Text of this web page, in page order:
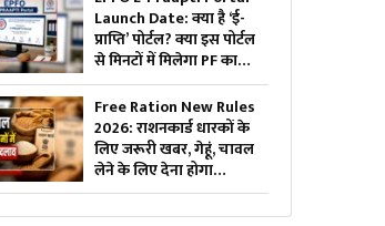
सदस्यता खत्म करने की भी
दी थी चेतावनी
Launch Date: क्या है ‘ई-
प्राप्ति’ पोर्टल? क्या इस पोर्टल
से मिनटों में मिलेगा PF का
फंसा हुआ पैसा? जानिए कब
से मिलेगी यह बड़ी सुविधा
Free Ration New Rules
2026: राशनकार्ड धारकों के
लिए जरूरी खबर, गेहूं, चावल
लेने के लिए देना होगा
डिजिटल रुपया, खाद्य मंत्री ने
दी जानकारी